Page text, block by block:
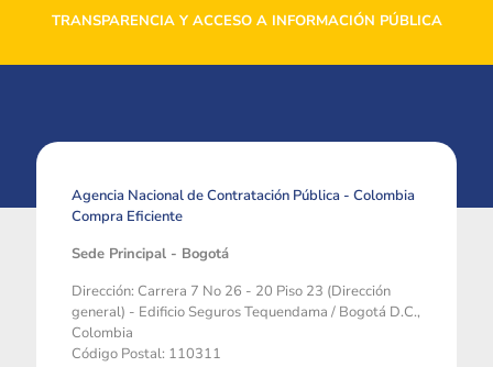
TRANSPARENCIA Y ACCESO A INFORMACIÓN PÚBLICA
Agencia Nacional de Contratación Pública - Colombia
Compra Eficiente
Sede Principal - Bogotá
Dirección: Carrera 7 No 26 - 20 Piso 23 (Dirección
general) - Edificio Seguros Tequendama / Bogotá D.C.,
Colombia
Código Postal: 110311